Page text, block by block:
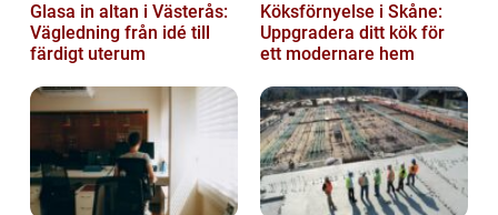
Glasa in altan i Västerås:
Vägledning från idé till
färdigt uterum
Köksförnyelse i Skåne:
Uppgradera ditt kök för
ett modernare hem